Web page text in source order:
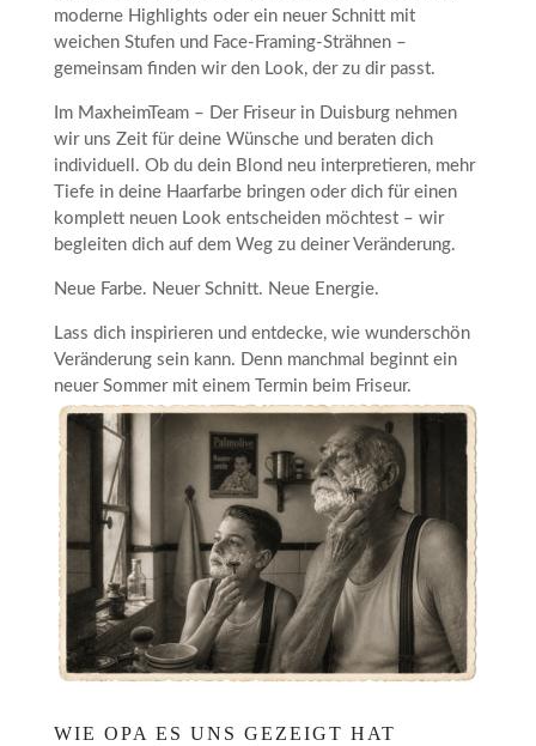
moderne Highlights oder ein neuer Schnitt mit
weichen Stufen und Face-Framing-Strähnen –
gemeinsam finden wir den Look, der zu dir passt.
Im MaxheimTeam – Der Friseur in Duisburg nehmen
wir uns Zeit für deine Wünsche und beraten dich
individuell. Ob du dein Blond neu interpretieren, mehr
Tiefe in deine Haarfarbe bringen oder dich für einen
komplett neuen Look entscheiden möchtest – wir
begleiten dich auf dem Weg zu deiner Veränderung.
Neue Farbe. Neuer Schnitt. Neue Energie.
Lass dich inspirieren und entdecke, wie wunderschön
Veränderung sein kann. Denn manchmal beginnt ein
neuer Sommer mit einem Termin beim Friseur.
WIE OPA ES UNS GEZEIGT HAT